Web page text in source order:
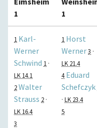
1
1
1 Karl-
Werner
Schwind 1 ·
LK 14.1
2Walter
Strauss 2 ·
LK 16.4
3
1 Horst
Werner3 ·
LK 21.4
4 Eduard
Schefczyk
· LK 23.4
5